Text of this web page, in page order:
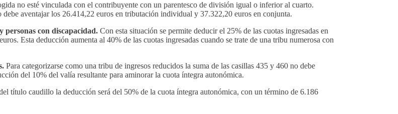
no esté vinculada con el contribuyente con un parentesco de división igual o inferior al cuarto.
aventajar los 26.414,22 euros en tributación individual y 37.322,20 euros en conjunta.
personas con discapacidad. Con esta situación se permite deducir el 25% de las cuotas ingresadas en
Esta deducción aumenta al 40% de las cuotas ingresadas cuando se trate de una tribu numerosa con
Para categorizarse como una tribu de ingresos reducidos la suma de las casillas 435 y 460 no debe
del 10% del valía resultante para aminorar la cuota íntegra autonómica.
título caudillo la deducción será del 50% de la cuota íntegra autonómica, con un término de 6.186